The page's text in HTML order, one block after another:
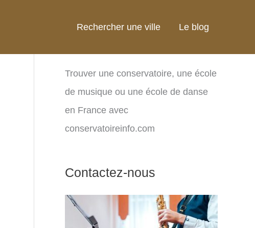
Rechercher une ville Le blog
Trouver une conservatoire, une école
de musique ou une école de danse
en France avec
conservatoireinfo.com
Contactez-nous